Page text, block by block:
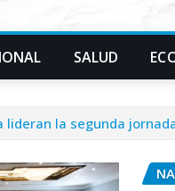
SALUD
lideran la segunda